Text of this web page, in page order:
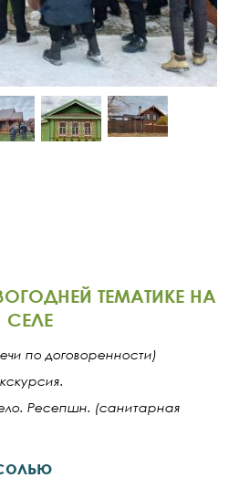
ТЕМАТИКЕ НА
СЕЛЕ
по договоренности)
Ресепшн. (санитарная